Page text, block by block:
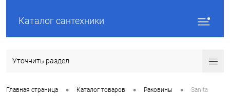
Каталог сантехники
Уточнить раздел
Главная страница • Каталог товаров • Раковины • Sanita